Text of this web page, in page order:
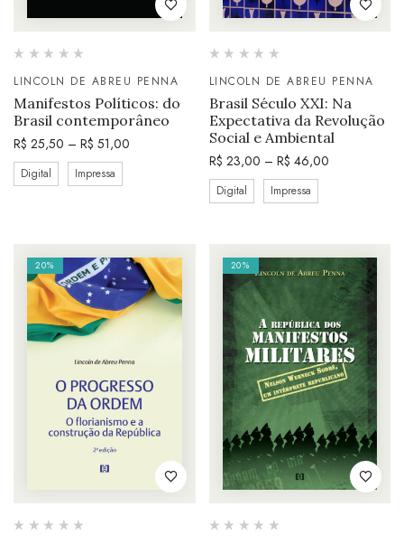
LINCOLN DE ABREU PENNA
Manifestos Políticos: do
Brasil contemporâneo
R$ 25,50 – R$ 51,00
Digital Impressa
LINCOLN DE ABREU PENNA
Brasil Século XXI: Na
Expectativa da Revolução
Social e Ambiental
R$ 23,00 – R$ 46,00
Digital Impressa
20% 20%